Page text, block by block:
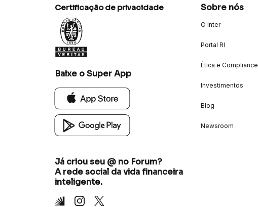
Certificação de privacidade
Baixe o Super App
Já criou seu @ no Forum?
A rede social da vida financeira
inteligente.
Inter Instagram
X
Sobre nós
O Inter
Portal RI
Ética e Compliance
Investimentos
Blog
Newsroom